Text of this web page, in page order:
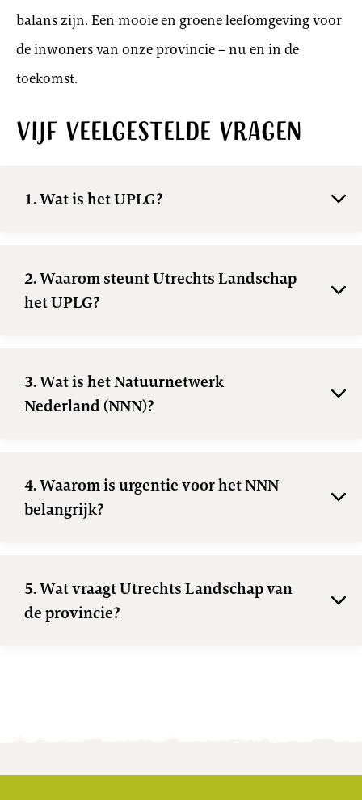
balans zijn. Een mooie en groene leefomgeving voor
de inwoners van onze provincie – nu en in de
toekomst.
Vijf veelgestelde vragen
1. Wat is het UPLG?
2. Waarom steunt Utrechts Landschap
het UPLG?
3. Wat is het Natuurnetwerk
Nederland (NNN)?
4. Waarom is urgentie voor het NNN
belangrijk?
5. Wat vraagt Utrechts Landschap van
de provincie?